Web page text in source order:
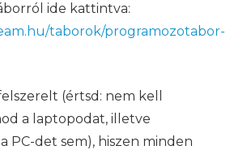
ide kattintva:
taborok/programozotabor-
(értsd: nem kell
a laptopodat, illetve
PC-det sem), hiszen minden